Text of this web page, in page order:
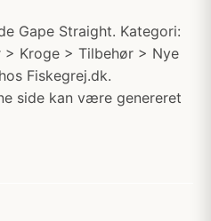
Gape Straight. Kategori:
> Kroge > Tilbehør > Nye
Fiskegrej.dk.
side kan være genereret